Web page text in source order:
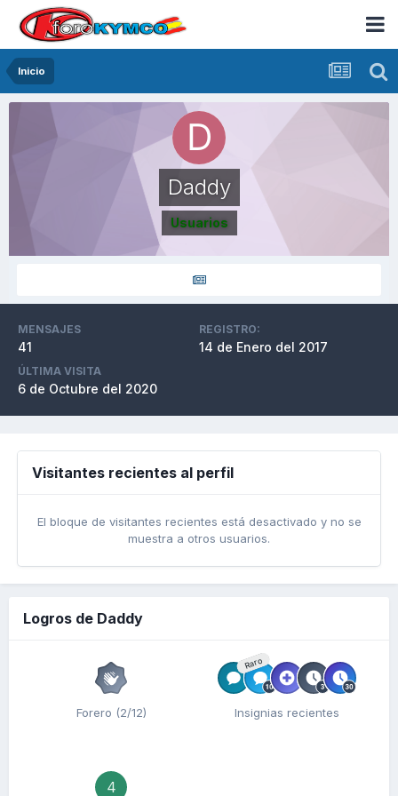
Inicio
Daddy
Usuarios
MENSAJES
41
REGISTRO:
14 de Enero del 2017
ÚLTIMA VISITA
6 de Octubre del 2020
Visitantes recientes al perfil
El bloque de visitantes recientes está desactivado y no se
muestra a otros usuarios.
Logros de Daddy
Forero (2/12)
Raro
Insignias recientes
4